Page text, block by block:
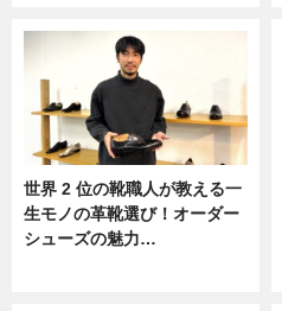
世界 2 位の靴職人が教える一
生モノの革靴選び！オーダー
シューズの魅力…